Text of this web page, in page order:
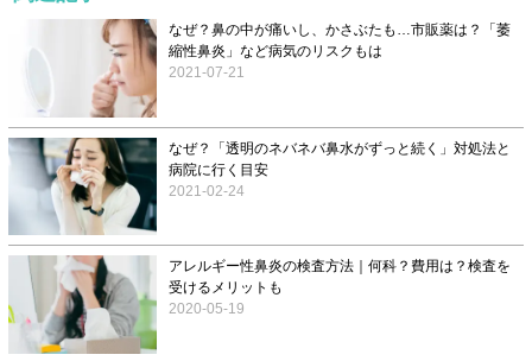
なぜ？鼻の中が痛いし、かさぶたも…市販薬は？「萎
縮性鼻炎」など病気のリスクもは
2021-07-21
なぜ？「透明のネバネバ鼻水がずっと続く」対処法と
病院に行く目安
2021-02-24
アレルギー性鼻炎の検査方法｜何科？費用は？検査を
受けるメリットも
2020-05-19